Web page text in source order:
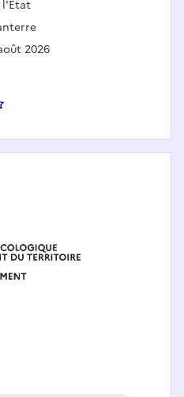
l'État
2026
de la Cellule